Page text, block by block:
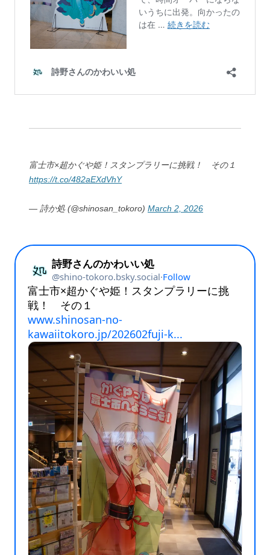
富士市×超かぐや姫！スタンプラリーに挑戦！ その１
https://t.co/482aEXdVhY
— 詩か処 (@shinosan_tokoro) March 2, 2026